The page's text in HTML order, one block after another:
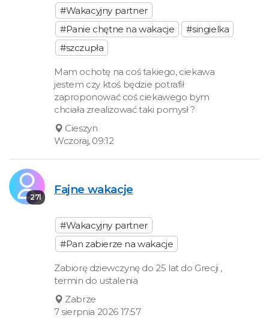
#Wakacyjny partner
#Panie chętne na wakacje
#singielka
#szczupła
Mam ochotę na coś takiego, ciekawa
jestem czy ktoś będzie potrafił
zaproponować coś ciekawego bym
chciała zrealizować taki pomysł ?
Cieszyn
Wczoraj, 09:12
27l
Fajne wakacje
#Wakacyjny partner
#Pan zabierze na wakacje
Zabiorę dziewczynę do 25 lat do Grecji ,
termin do ustalenia
Zabrze
7 sierpnia 2026 17:57